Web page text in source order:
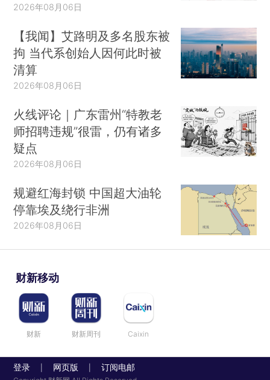
2026年08月06日
【我闻】艾路明及多名股东被
拘 当代系创始人因何此时被
清算
2026年08月06日
火线评论｜广东雷州“特教老
师招聘违规”很雷，仍有诸多
疑点
2026年08月06日
规避红海封锁 中国超大油轮
停靠埃及绕行非洲
2026年08月06日
财新移动
财新 财新周刊 Caixin
登录 网页版 订阅电邮